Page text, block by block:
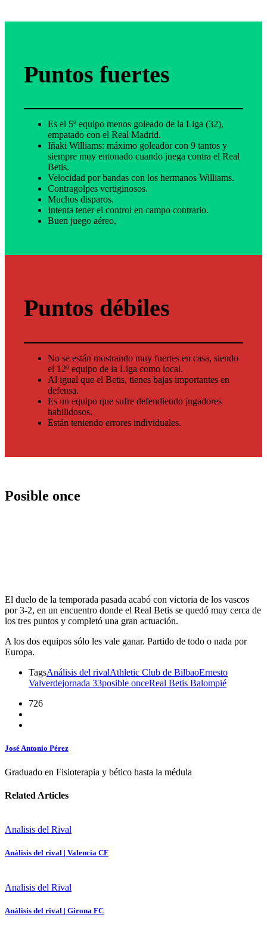
Puntos fuertes
Es el 5º equipo menos goleado de la Liga (32),
empatado con el Real Madrid.
Iñaki Williams: máximo goleador con 9 tantos y
siempre muy entonado cuando juega contra el Real
Betis.
Velocidad por bandas con los hermanos Williams.
Contragolpes vertiginosos.
Muchos disparos.
Intenta tener el control en campo contrario.
Buen juego aéreo,
Puntos débiles
No se están mostrando muy fuertes en casa, siendo
el 12º equipo de la Liga como local.
Al igual que el Betis, tienes bajas importantes en
defensa.
Es un equipo que sufre defendiendo jugadores
habilidosos.
Están teniendo errores individuales.
Posible once
El duelo de la temporada pasada acabó con victoria de los vascos
por 3-2, en un encuentro donde el Real Betis se quedó muy cerca de
los tres puntos y completó una gran actuación.
A los dos equipos sólo les vale ganar. Partido de todo o nada por
Europa.
TagsAnálisis del rivalAthletic Club de BilbaoErnesto
Valverdejornada 33posible onceReal Betis Balompié
726
José Antonio Pérez
Graduado en Fisioterapia y bético hasta la médula
Related Articles
Analisis del Rival
Análisis del rival | Valencia CF
Analisis del Rival
Análisis del rival | Girona FC